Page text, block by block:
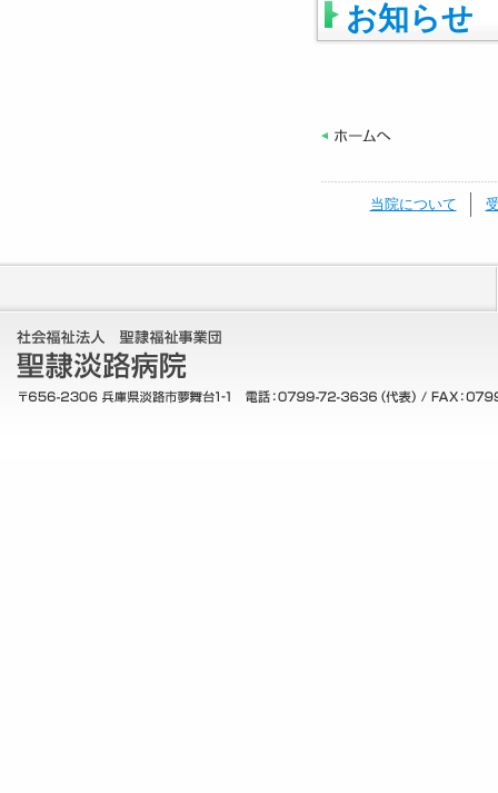
お知らせ
当院について